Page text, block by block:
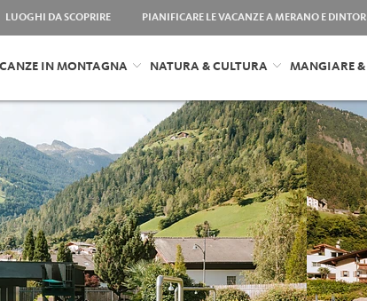
LUOGHI DA SCOPRIRE PIANIFICARE LE VACANZE A MERANO E
IN MONTAGNA NATURA & CULTURA MANGIARE &